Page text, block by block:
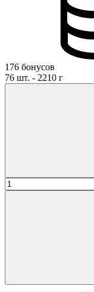
176 бонусов
76 шт. - 2210 г